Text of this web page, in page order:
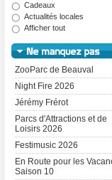
Cadeaux
Actualités locales
Afficher tout
ZooParc de Beauval
Night Fire 2026
Jérémy Frérot
Parcs d'Attractions et de
Loisirs 2026
Festimusic 2026
En Route pour les
Saison 10